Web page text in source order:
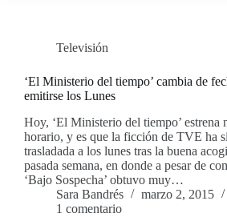
Televisión
‘El Ministerio del tiempo’ cambia de
emitirse los Lunes
Hoy, ‘El Ministerio del tiempo’ estrena
horario, y es que la ficción de TVE ha
trasladada a los lunes tras la buena
pasada semana, en donde a pesar de
‘Bajo Sospecha’ obtuvo muy…
Sara Bandrés
marzo 2, 2015
1 comentario